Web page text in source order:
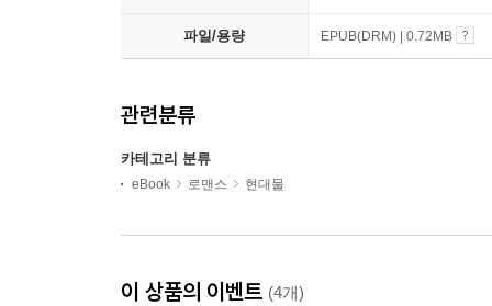
파일/용량 EPUB(DRM) | 0.72MB
관련분류
카테고리 분류
eBook 로맨스 현대물
이 상품의 이벤트 (4개)